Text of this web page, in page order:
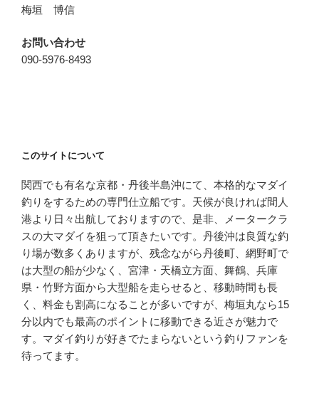
梅垣 博信
お問い合わせ
090-5976-8493
このサイトについて
関西でも有名な京都・丹後半島沖にて、本格的なマダイ
釣りをするための専門仕立船です。天候が良ければ間人
港より日々出航しておりますので、是非、メータークラ
スの大マダイを狙って頂きたいです。丹後沖は良質な釣
り場が数多くありますが、残念ながら丹後町、網野町で
は大型の船が少なく、宮津・天橋立方面、舞鶴、兵庫
県・竹野方面から大型船を走らせると、移動時間も長
く、料金も割高になることが多いですが、梅垣丸なら15
分以内でも最高のポイントに移動できる近さが魅力で
す。マダイ釣りが好きでたまらないという釣りファンを
待ってます。